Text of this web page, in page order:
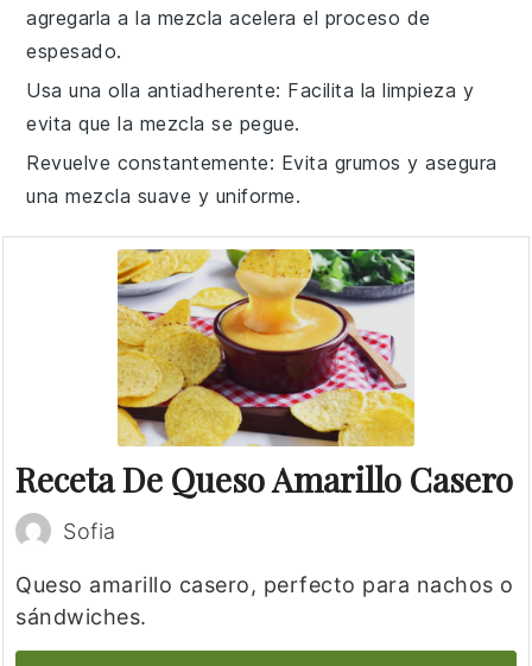
agregarla a la mezcla acelera el proceso de
espesado.
Usa una olla antiadherente: Facilita la limpieza y
evita que la mezcla se pegue.
Revuelve constantemente: Evita grumos y asegura
una mezcla suave y uniforme.
Receta De Queso Amarillo Casero
Sofia
Queso amarillo casero, perfecto para nachos o
sándwiches.